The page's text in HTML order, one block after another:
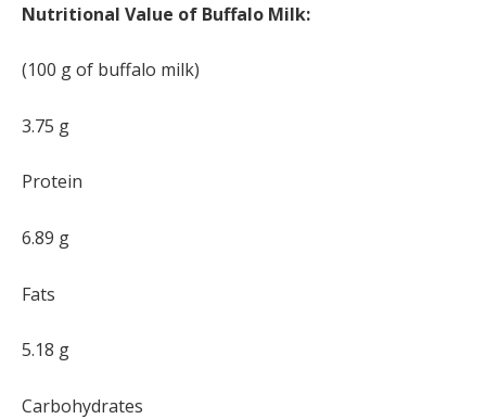
Nutritional Value of Buffalo Milk:
(100 g of buffalo milk)
3.75 g
Protein
6.89 g
Fats
5.18 g
Carbohydrates